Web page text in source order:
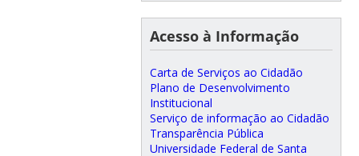
Acesso à Informação
Carta de Serviços ao Cidadão
Plano de Desenvolvimento
Institucional
Serviço de informação ao Cidadão
Transparência Pública
Universidade Federal de Santa